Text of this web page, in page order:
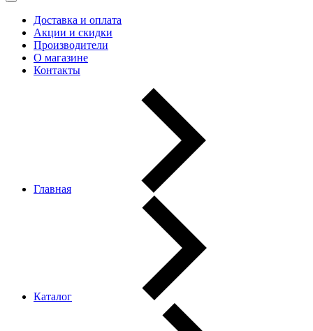
Доставка и оплата
Акции и скидки
Производители
О магазине
Контакты
Главная
Каталог